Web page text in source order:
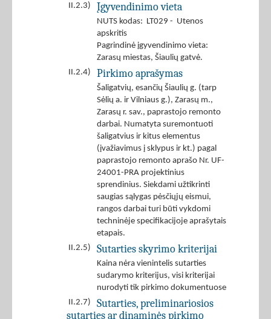
II.2.3)
Įgyvendinimo vieta
NUTS kodas: LT029 - Utenos
apskritis
Pagrindinė įgyvendinimo vieta:
Zarasų miestas, Šiaulių gatvė.
II.2.4)
Pirkimo aprašymas
Šaligatvių, esančių Šiaulių g. (tarp
Sėlių a. ir Vilniaus g.), Zarasų m.,
Zarasų r. sav., paprastojo remonto
darbai. Numatyta suremontuoti
šaligatvius ir kitus elementus
(įvažiavimus į sklypus ir kt.) pagal
paprastojo remonto aprašo Nr. UF-
24001-PRA projektinius
sprendinius. Siekdami užtikrinti
saugias sąlygas pėsčiųjų eismui,
rangos darbai turi būti vykdomi
techninėje specifikacijoje aprašytais
etapais.
II.2.5)
Sutarties skyrimo kriterijai
Kaina nėra vienintelis sutarties
sudarymo kriterijus, visi kriterijai
nurodyti tik pirkimo dokumentuose
II.2.7)
Sutarties, preliminariosios
sutarties ar dinaminės pirkimo